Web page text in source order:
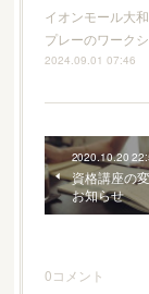
イオンモール大
プレーのワーク
2024.09.01 07:46
2020.10.20
資格講座の
お知らせ
0コメント